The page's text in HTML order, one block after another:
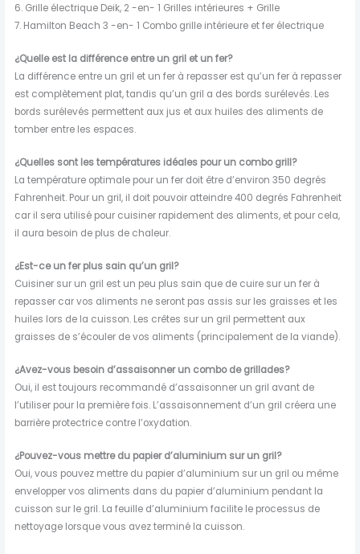
6. Grille électrique Deik, 2 -en- 1 Grilles intérieures + Grille
7. Hamilton Beach 3 -en- 1 Combo grille intérieure et fer électrique
¿Quelle est la différence entre un gril et un fer?
La différence entre un gril et un fer à repasser est qu’un fer à repasser
est complètement plat, tandis qu’un gril a des bords surélevés. Les
bords surélevés permettent aux jus et aux huiles des aliments de
tomber entre les espaces.
¿Quelles sont les températures idéales pour un combo grill?
La température optimale pour un fer doit être d’environ 350 degrés
Fahrenheit. Pour un gril, il doit pouvoir atteindre 400 degrés Fahrenheit
car il sera utilisé pour cuisiner rapidement des aliments, et pour cela,
il aura besoin de plus de chaleur.
¿Est-ce un fer plus sain qu’un gril?
Cuisiner sur un gril est un peu plus sain que de cuire sur un fer à
repasser car vos aliments ne seront pas assis sur les graisses et les
huiles lors de la cuisson. Les crêtes sur un gril permettent aux
graisses de s’écouler de vos aliments (principalement de la viande).
¿Avez-vous besoin d’assaisonner un combo de grillades?
Oui, il est toujours recommandé d’assaisonner un gril avant de
l’utiliser pour la première fois. L’assaisonnement d’un gril créera une
barrière protectrice contre l’oxydation.
¿Pouvez-vous mettre du papier d’aluminium sur un gril?
Oui, vous pouvez mettre du papier d’aluminium sur un gril ou même
envelopper vos aliments dans du papier d’aluminium pendant la
cuisson sur le gril. La feuille d’aluminium facilite le processus de
nettoyage lorsque vous avez terminé la cuisson.